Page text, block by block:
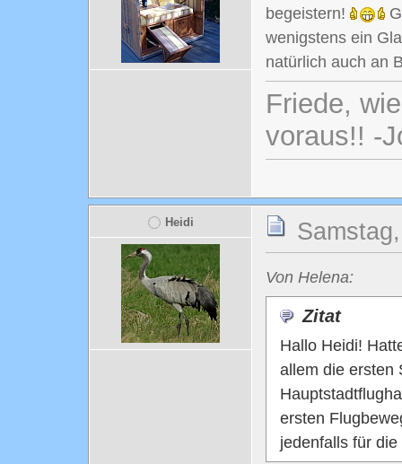
begeistern!
wenigstens ein
natürlich auch an
Friede,
voraus!! -
Heidi
Von Helena:
Zitat
Hallo Heidi!
allem die ersten
ersten
jedenfalls für